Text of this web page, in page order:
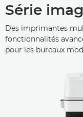
Série
Des imprimantes
fonctionnalités
pour les bureaux